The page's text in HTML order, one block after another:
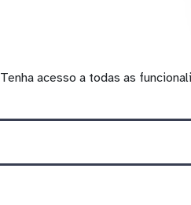
Tenha acesso a todas as